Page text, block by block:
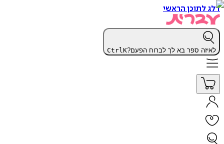
דלג לתוכן הראשי
לאיזה ספר בא לך לברוח הפעם? CtrlK